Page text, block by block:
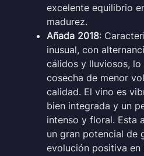
excelente equilibrio
madurez.
Añada 2018:
inusual, con
cálidos y lluviosos, lo
cosecha de menor
calidad. El vino es
bien integrada y un
intenso y floral. Esta
un gran potencial de
evolución positiva en